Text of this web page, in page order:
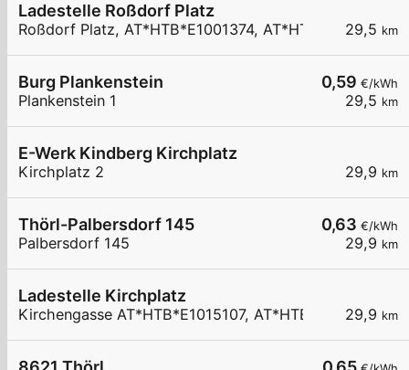
29,5 km
Ladestelle Roßdorf Platz
Roßdorf Platz, AT*HTB*E1001374, AT*HTB*E1001375
0,59 €/kWh
29,5 km
Burg Plankenstein
Plankenstein 1
29,9 km
E-Werk Kindberg Kirchplatz
Kirchplatz 2
0,63 €/kWh
29,9 km
Thörl-Palbersdorf 145
Palbersdorf 145
29,9 km
Ladestelle Kirchplatz
Kirchengasse AT*HTB*E1015107, AT*HTB*E1015108